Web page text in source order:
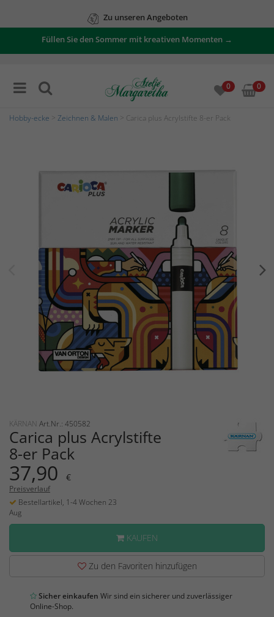
Zu unseren Angeboten
Füllen Sie den Sommer mit kreativen Momenten →
0 0
Hobby-ecke Zeichnen & Malen > Carica plus Acrylstifte 8-er Pack
KÄRNAN Art.Nr.: 450582
Carica plus Acrylstifte
8-er Pack
37,90 €
Preisverlauf
Bestellartikel, 1-4 Wochen 23
Aug
KAUFEN
Zu den Favoriten hinzufügen
Sicher einkaufen Wir sind ein sicherer und zuverlässiger
Online-Shop.